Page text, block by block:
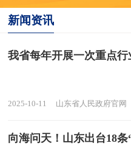
新闻资讯
我省每年开展一次重点
2025-10-11 山东省人民政府官网
向海问天！山东出台18